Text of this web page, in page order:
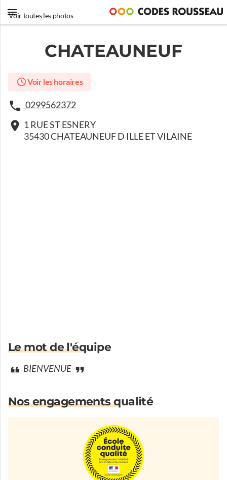
Voir toutes les photos
CHATEAUNEUF
Voir les horaires
0299562372
1 RUE ST ESNERY
35430 CHATEAUNEUF D ILLE ET VILAINE
Le mot de l'équipe
BIENVENUE
Nos engagements qualité